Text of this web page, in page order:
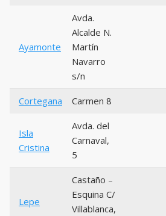
Ayamonte
Avda.
Alcalde N.
Martín
Navarro
s/n
Cortegana Carmen 8
Isla
Cristina
Avda. del
Carnaval,
5
Lepe
Castaño –
Esquina C/
Villablanca,